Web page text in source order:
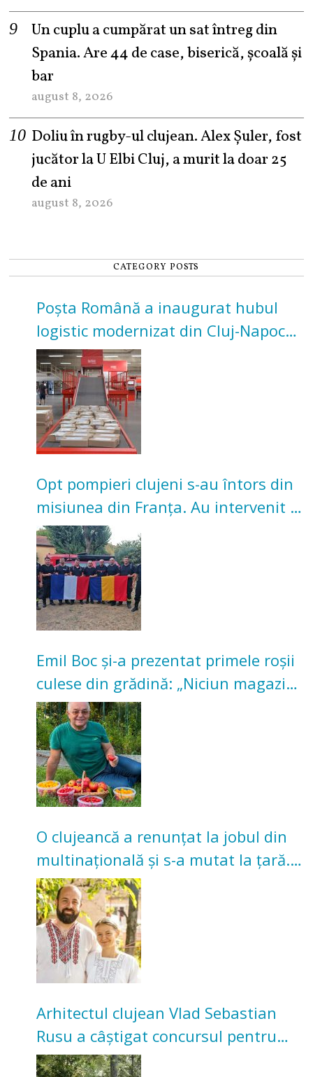
Un cuplu a cumpărat un sat întreg din
Spania. Are 44 de case, biserică, școală și
bar
august 8, 2026
Doliu în rugby-ul clujean. Alex Șuler, fost
jucător la U Elbi Cluj, a murit la doar 25
de ani
august 8, 2026
CATEGORY POSTS
Poșta Română a inaugurat hubul
logistic modernizat din Cluj-Napoca.
Investiție de 3 milioane de euro
Opt pompieri clujeni s-au întors din
misiunea din Franța. Au intervenit la
incendii de vegetație și pădure
Emil Boc și-a prezentat primele roșii
culese din grădină: „Niciun magazin
nu poate oferi această satisfacție”
O clujeancă a renunțat la jobul din
multinațională și s-a mutat la țară.
Acum cultivă legume în grădina
bunicilor
Arhitectul clujean Vlad Sebastian
Rusu a câștigat concursul pentru
transformarea Grădinii Casei